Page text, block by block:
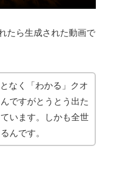
たら生成された動画で
なく「わかる」クオ
ですがとうとう出た
います。しかも全世
んです。